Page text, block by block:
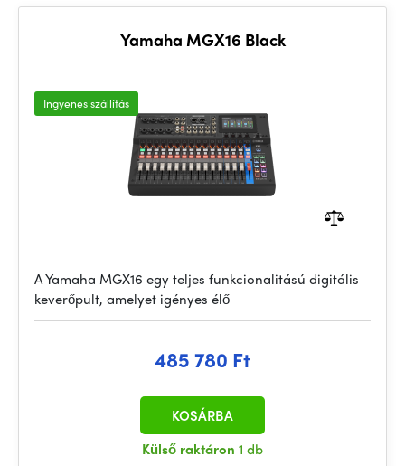
Yamaha MGX16 Black
Ingyenes szállítás
A Yamaha MGX16 egy teljes funkcionalitású digitális
keverőpult, amelyet igényes élő
485 780 Ft
Külső raktáron 1 db
KOSÁRBA